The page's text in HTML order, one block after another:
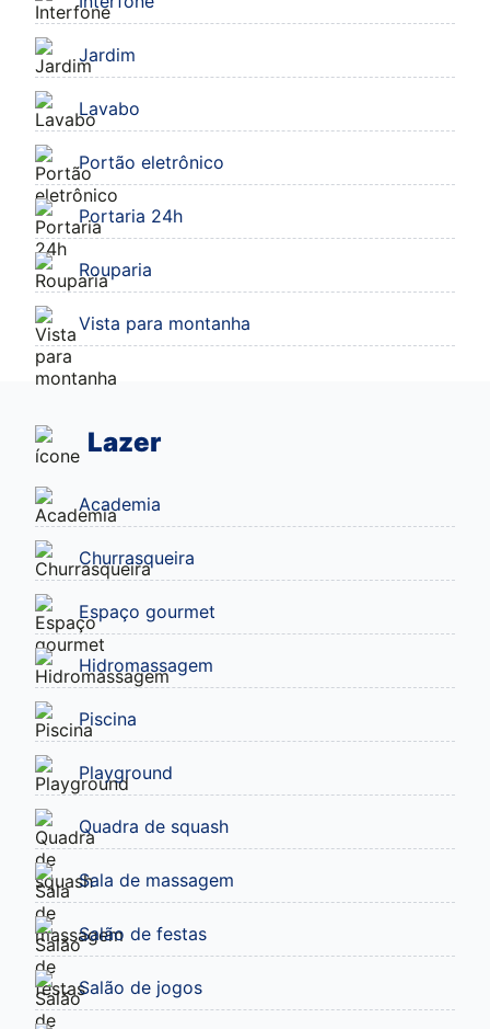
Jardim
Lavabo
Portão eletrônico
Portaria 24h
Rouparia
Vista para montanha
Lazer
Academia
Churrasqueira
Espaço gourmet
Hidromassagem
Piscina
Playground
Quadra de squash
Sala de massagem
Salão de festas
Salão de jogos